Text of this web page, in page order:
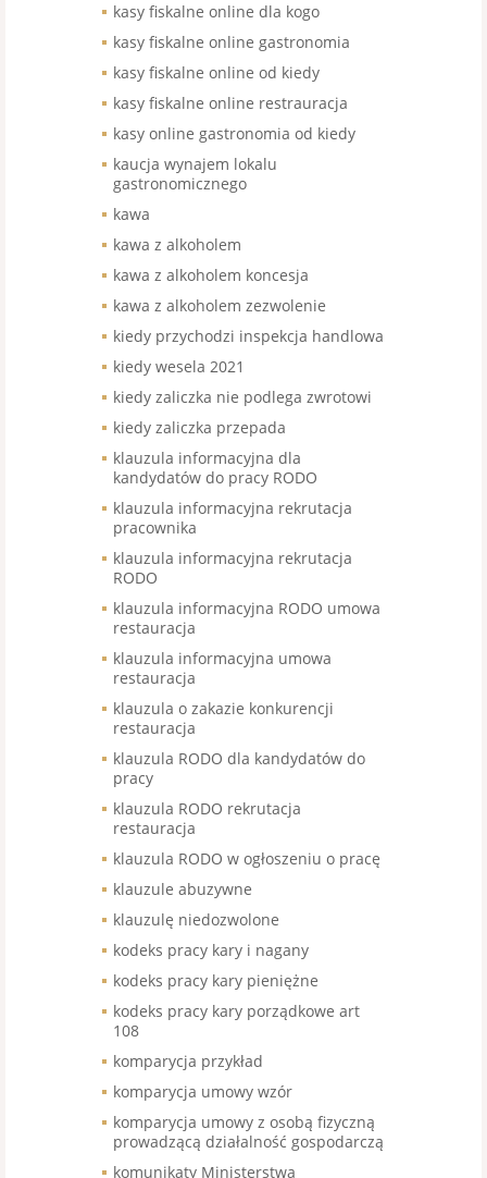
kasy fiskalne online dla kogo
kasy fiskalne online gastronomia
kasy fiskalne online od kiedy
kasy fiskalne online restrauracja
kasy online gastronomia od kiedy
kaucja wynajem lokalu
gastronomicznego
kawa
kawa z alkoholem
kawa z alkoholem koncesja
kawa z alkoholem zezwolenie
kiedy przychodzi inspekcja handlowa
kiedy wesela 2021
kiedy zaliczka nie podlega zwrotowi
kiedy zaliczka przepada
klauzula informacyjna dla
kandydatów do pracy RODO
klauzula informacyjna rekrutacja
pracownika
klauzula informacyjna rekrutacja
RODO
klauzula informacyjna RODO umowa
restauracja
klauzula informacyjna umowa
restauracja
klauzula o zakazie konkurencji
restauracja
klauzula RODO dla kandydatów do
pracy
klauzula RODO rekrutacja
restauracja
klauzula RODO w ogłoszeniu o pracę
klauzule abuzywne
klauzulę niedozwolone
kodeks pracy kary i nagany
kodeks pracy kary pieniężne
kodeks pracy kary porządkowe art
108
komparycja przykład
komparycja umowy wzór
komparycja umowy z osobą fizyczną
prowadzącą działalność gospodarczą
komunikaty Ministerstwa